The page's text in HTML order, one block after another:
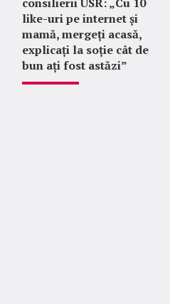
like-uri pe internet și
mamă, mergeți acasă,
explicați la soție cât de
bun ați fost astăzi”